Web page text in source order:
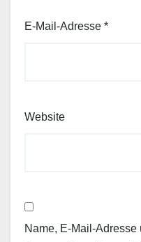
E-Mail-Adresse *
Website
Name, E-Mail-